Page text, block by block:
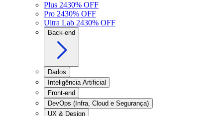
Plus 2430% OFF
Pro 2430% OFF
Ultra Lab 2430% OFF
Back-end
Dados
Inteligência Artificial
Front-end
DevOps (Infra, Cloud e Segurança)
UX & Design